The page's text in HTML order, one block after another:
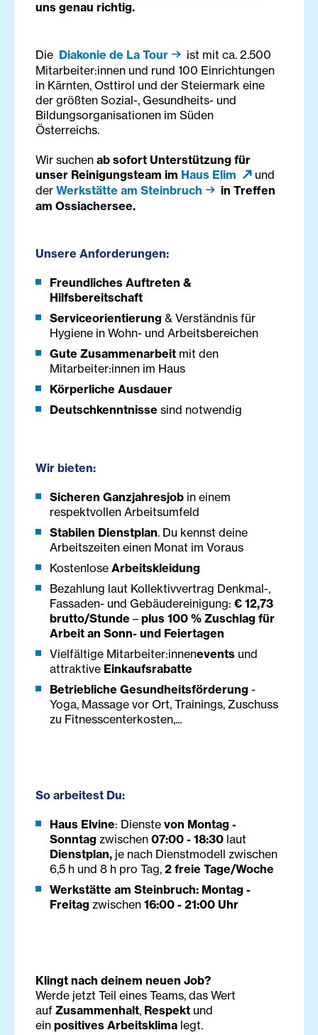
uns genau richtig.
Die Diakonie de La Tour
ist mit ca. 2.500
Mitarbeiter:innen und rund 100 Einrichtungen
in Kärnten, Osttirol und der Steiermark eine
der größten Sozial-, Gesundheits- und
Bildungsorganisationen im Süden
Österreichs.
Wir suchen ab sofort Unterstützung für
unser Reinigungsteam im Haus Elim
und
der Werkstätte am Steinbruch
in Treffen
am Ossiachersee.
Unsere Anforderungen:
Freundliches Auftreten &
Hilfsbereitschaft
Serviceorientierung & Verständnis für
Hygiene in Wohn- und Arbeitsbereichen
Gute Zusammenarbeit mit den
Mitarbeiter:innen im Haus
Körperliche Ausdauer
Deutschkenntnisse sind notwendig
Wir bieten:
Sicheren Ganzjahresjob in einem
respektvollen Arbeitsumfeld
Stabilen Dienstplan. Du kennst deine
Arbeitszeiten einen Monat im Voraus
Kostenlose Arbeitskleidung
Bezahlung laut Kollektivvertrag Denkmal-,
Fassaden- und Gebäudereinigung: € 12,73
brutto/Stunde – plus 100 % Zuschlag für
Arbeit an Sonn- und Feiertagen
Vielfältige Mitarbeiter:innenevents und
attraktive Einkaufsrabatte
Betriebliche Gesundheitsförderung -
Yoga, Massage vor Ort, Trainings, Zuschuss
zu Fitnesscenterkosten,...
So arbeitest Du:
Haus Elvine: Dienste von Montag -
Sonntag zwischen 07:00 - 18:30 laut
Dienstplan, je nach Dienstmodell zwischen
6,5 h und 8 h pro Tag, 2 freie Tage/Woche
Werkstätte am Steinbruch: Montag -
Freitag zwischen 16:00 - 21:00 Uhr
Klingt nach deinem neuen Job?
Werde jetzt Teil eines Teams, das Wert
auf Zusammenhalt, Respekt und
ein positives Arbeitsklima legt.